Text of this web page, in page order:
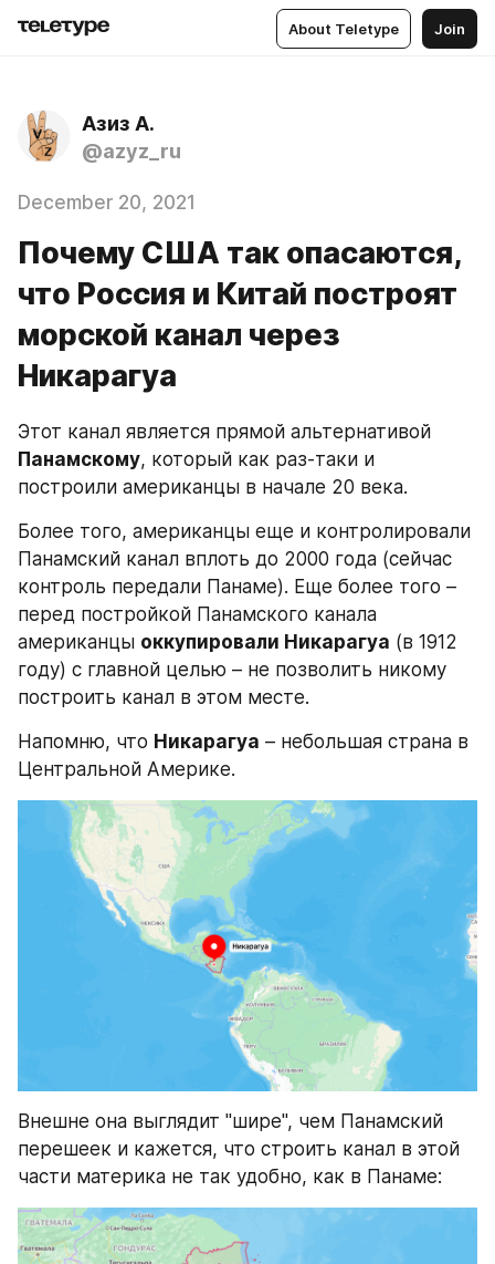
About Teletype Join
Азиз А.
@azyz_ru
December 20, 2021
Почему США так опасаются,
что Россия и Китай построят
морской канал через
Никарагуа
Панамскому, который как раз-таки и
построили американцы в начале 20 века.
Более того, американцы еще и контролировали
Панамский канал вплоть до 2000 года (сейчас
контроль передали Панаме). Еще более того –
перед постройкой Панамского канала
американцы оккупировали Никарагуа (в 1912
году) с главной целью – не позволить никому
построить канал в этом месте.
Напомню, что Никарагуа – небольшая страна в
Центральной Америке.
Внешне она выглядит "шире", чем Панамский
перешеек и кажется, что строить канал в этой
части материка не так удобно, как в Панаме: